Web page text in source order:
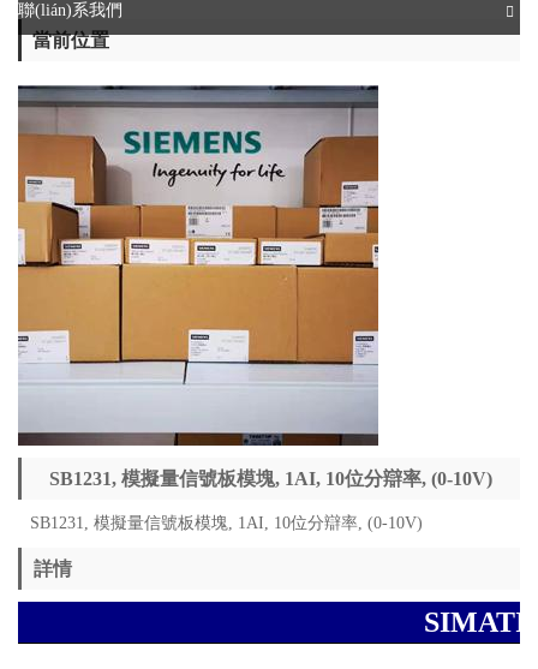
聯(lián)系我們
當前位置
SB1231, 模擬量信號板模塊, 1AI, 10位分辯率, (0-10V)
SB1231, 模擬量信號板模塊, 1AI, 10位分辯率, (0-10V)
詳情